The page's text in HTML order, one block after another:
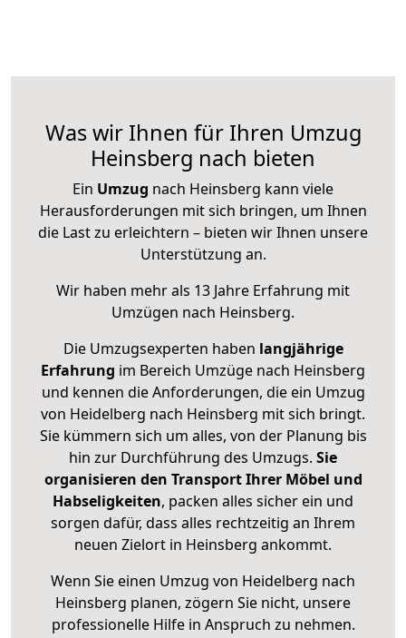
Was wir Ihnen für Ihren Umzug
Heinsberg nach bieten
Ein Umzug nach Heinsberg kann viele
Herausforderungen mit sich bringen, um Ihnen
die Last zu erleichtern – bieten wir Ihnen unsere
Unterstützung an.
Wir haben mehr als 13 Jahre Erfahrung mit
Umzügen nach Heinsberg.
Die Umzugsexperten haben langjährige
Erfahrung im Bereich Umzüge nach Heinsberg
und kennen die Anforderungen, die ein Umzug
von Heidelberg nach Heinsberg mit sich bringt.
Sie kümmern sich um alles, von der Planung bis
hin zur Durchführung des Umzugs. Sie
organisieren den Transport Ihrer Möbel und
Habseligkeiten, packen alles sicher ein und
sorgen dafür, dass alles rechtzeitig an Ihrem
neuen Zielort in Heinsberg ankommt.
Wenn Sie einen Umzug von Heidelberg nach
Heinsberg planen, zögern Sie nicht, unsere
professionelle Hilfe in Anspruch zu nehmen.